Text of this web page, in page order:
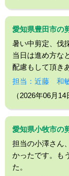
愛知県豊田市の
暑い中剪定、伐
当日は進め方な
配慮もして頂き
担当：近藤 和
（2026年06月14
愛知県小牧市の
担当の小澤さん
かったです。も
た。